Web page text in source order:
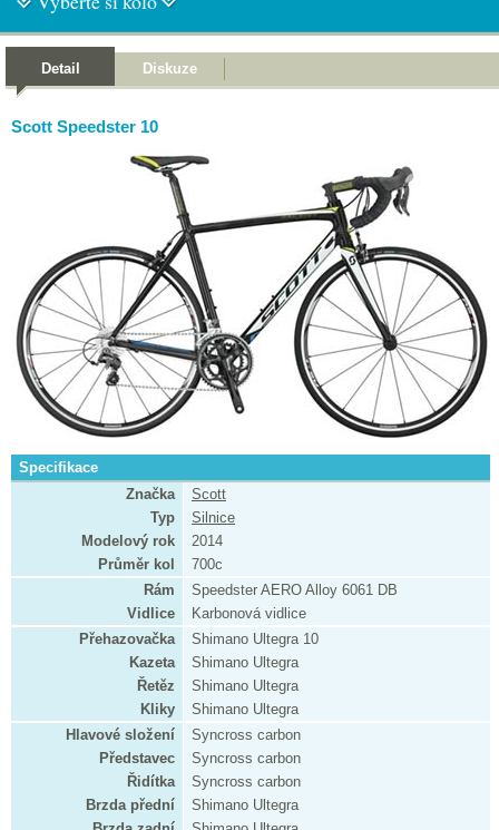
Detail Diskuze
Scott Speedster 10
Specifikace
Značka
Scott
Typ
Silnice
Modelový rok
2014
Průměr kol
700c
Rám
Speedster AERO Alloy 6061 DB
Vidlice
Karbonová vidlice
Přehazovačka
Shimano Ultegra 10
Kazeta
Shimano Ultegra
Řetěz
Shimano Ultegra
Kliky
Shimano Ultegra
Hlavové složení
Syncross carbon
Představec
Syncross carbon
Řidítka
Syncross carbon
Brzda přední
Shimano Ultegra